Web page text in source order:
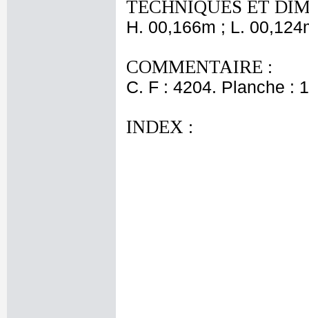
TECHNIQUES ET
H. 00,166m ; L.
COMMENTAIRE :
C. F : 4204. Planche :
INDEX :